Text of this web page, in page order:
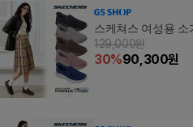
스케쳐스 여성용 소
129,000원
30%90,300원